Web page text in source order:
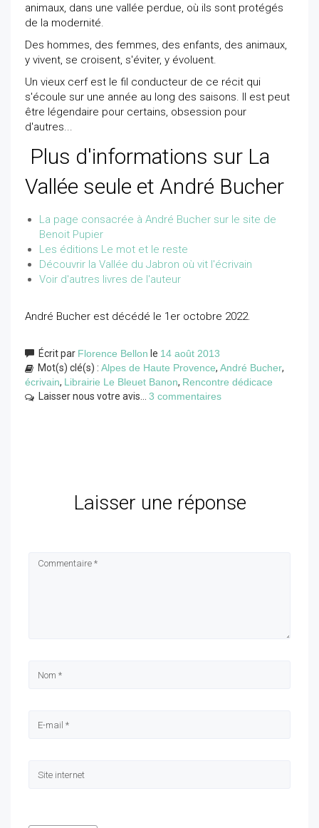
animaux, dans une vallée perdue, où ils sont protégés
de la modernité.
Des hommes, des femmes, des enfants, des animaux,
y vivent, se croisent, s'éviter, y évoluent.
Un vieux cerf est le fil conducteur de ce récit qui
s'écoule sur une année au long des saisons. Il est peut
être légendaire pour certains, obsession pour
d'autres...
Plus d'informations sur La
Vallée seule et André Bucher
La page consacrée à André Bucher sur le site de
Benoit Pupier
Les éditions Le mot et le reste
Découvrir la Vallée du Jabron où vit l'écrivain
Voir d'autres livres de l'auteur
André Bucher est décédé le 1er octobre 2022.
Écrit par Florence Bellon le 14 août 2013
Mot(s) clé(s) : Alpes de Haute Provence, André Bucher,
écrivain, Librairie Le Bleuet Banon, Rencontre dédicace
Laisser nous votre avis... 3 commentaires
Laisser une réponse